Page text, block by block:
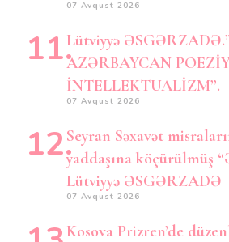
07 Avqust 2026
Lütviyyə
AZƏRBAYCAN
İNTELLEKTUALİZM”.
07 Avqust 2026
Seyran Səxavət
yaddaşına köçürülmüş
Lütviyyə ƏSGƏRZADƏ
07 Avqust 2026
Kosova Prizren’de